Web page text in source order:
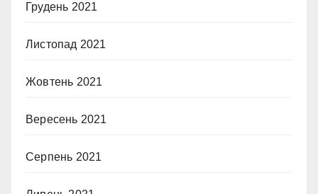
Грудень 2021
Листопад 2021
Жовтень 2021
Вересень 2021
Серпень 2021